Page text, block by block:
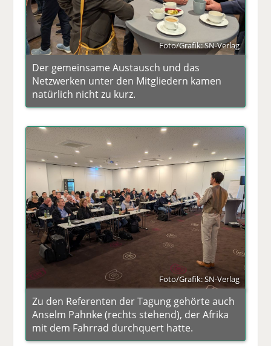
Foto/Grafik: SN-Verlag
Der gemeinsame Austausch und das
Netzwerken unter den Mitgliedern kamen
natürlich nicht zu kurz.
Foto/Grafik: SN-Verlag
Zu den Referenten der Tagung gehörte auch
Anselm Pahnke (rechts stehend), der Afrika
mit dem Fahrrad durchquert hatte.